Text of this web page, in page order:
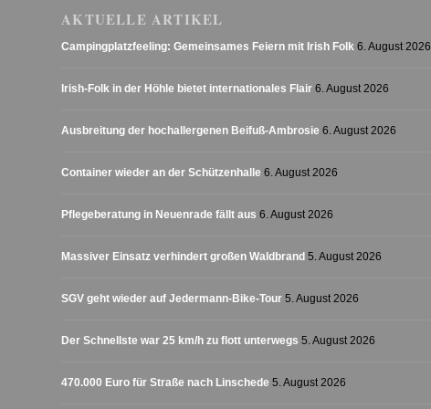
AKTUELLE ARTIKEL
Campingplatzfeeling: Gemeinsames Feiern mit Irish Folk 6. August 2026
Irish-Folk in der Höhle bietet internationales Flair 6. August 2026
Ausbreitung der hochallergenen Beifuß-Ambrosie 6. August 2026
Container wieder an der Schützenhalle 6. August 2026
Pflegeberatung in Neuenrade fällt aus 6. August 2026
Massiver Einsatz verhindert großen Waldbrand 5. August 2026
SGV geht wieder auf Jedermann-Bike-Tour 5. August 2026
Der Schnellste war 25 km/h zu flott unterwegs 5. August 2026
470.000 Euro für Straße nach Linschede 5. August 2026